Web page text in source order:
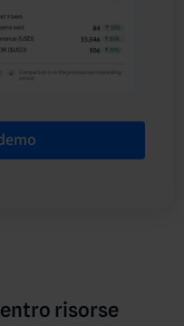
risorse